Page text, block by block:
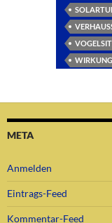
META
Anmelden
Eintrags-Feed
Kommentar-Feed